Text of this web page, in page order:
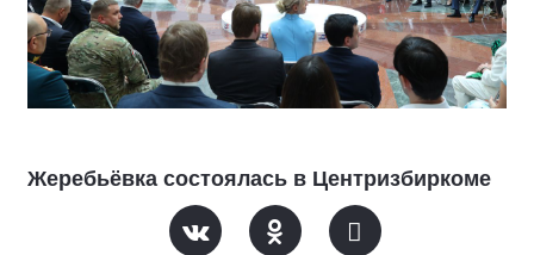
Жеребьёвка состоялась в Центризбиркоме